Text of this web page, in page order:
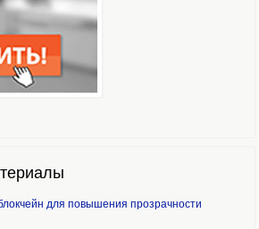
для повышения прозрачности